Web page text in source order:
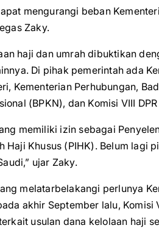
mengurangi beban
Zaky.
haji dan umrah dibuktikan
Di pihak pemerintah ada
Kementerian Perhubungan,
(BPKN), dan Komisi VIII DPR
memiliki izin sebagai
Haji Khusus (PIHK). Belum lagi
ujar Zaky.
melatarbelakangi perlunya
akhir September lalu, Komisi
usulan dana kelolaan haji